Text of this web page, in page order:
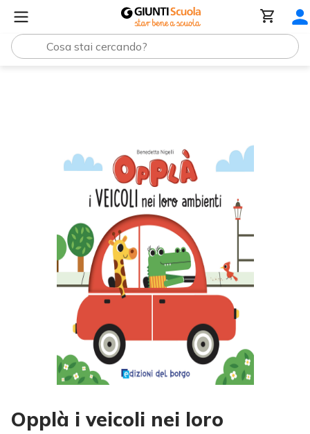
Opplà i veicoli nei loro